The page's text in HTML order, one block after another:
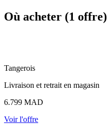
Où acheter (1 offre)
Tangerois
Livraison et retrait en magasin
6.799 MAD
Voir l'offre